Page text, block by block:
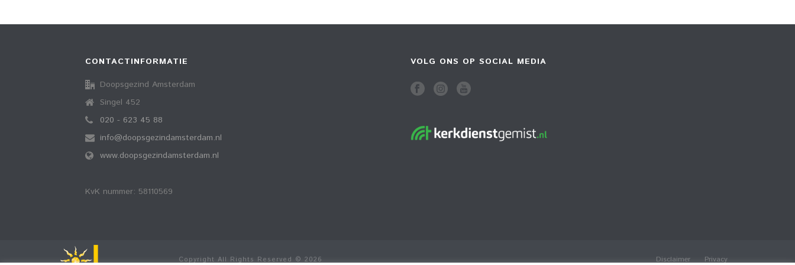
CONTACTINFORMATIE
Doopsgezind Amsterdam
Singel 452
020 - 623 45 88
info@doopsgezindamsterdam.nl
www.doopsgezindamsterdam.nl
KvK nummer: 58110569
VOLG ONS OP SOCIAL MEDIA
Copyright All Rights Reserved © 2026 Disclaimer Privacy